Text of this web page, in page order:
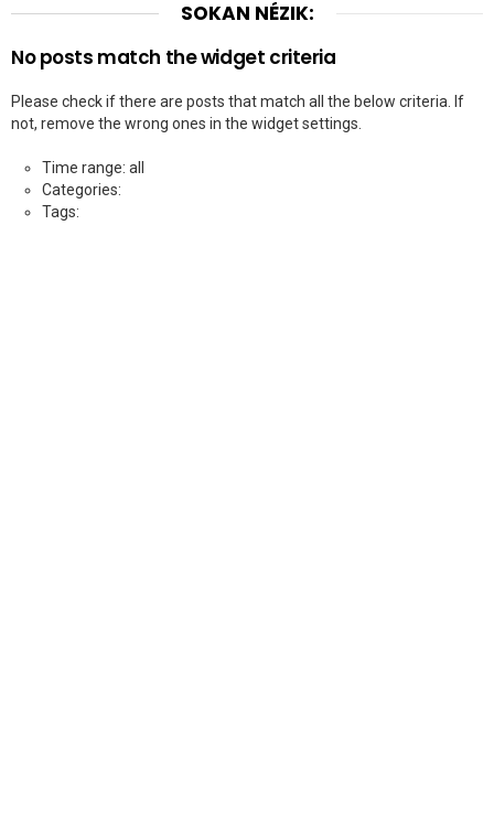
SOKAN NÉZIK:
No posts match the widget criteria
Please check if there are posts that match all the below criteria. If
not, remove the wrong ones in the widget settings.
Time range: all
Categories:
Tags: